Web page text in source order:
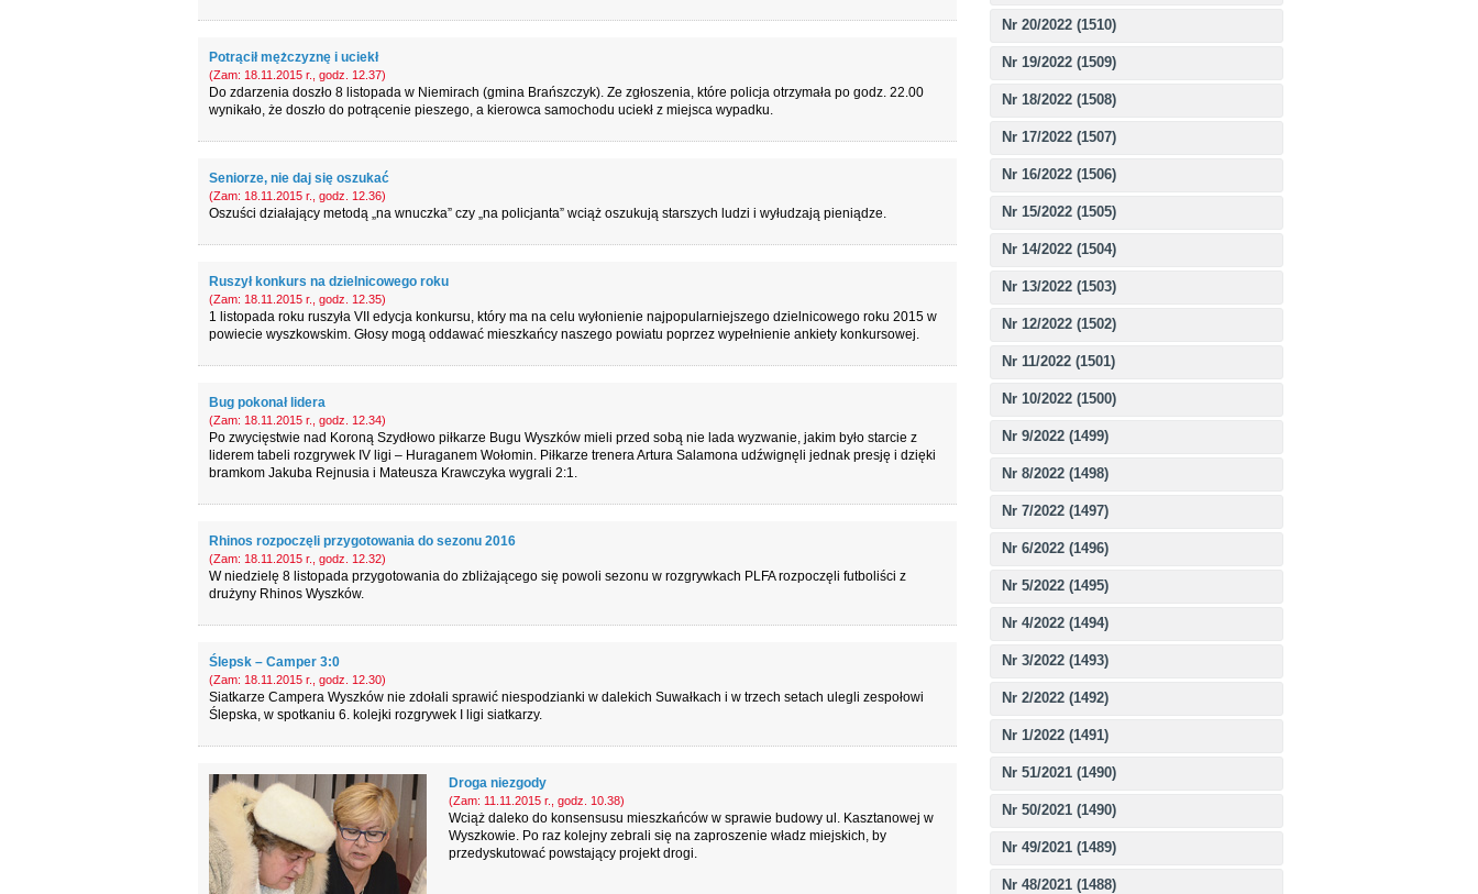
Nr 20/2022 (1510)
Nr 19/2022 (1509)
Nr 18/2022 (1508)
Nr 17/2022 (1507)
Nr 16/2022 (1506)
Nr 15/2022 (1505)
Nr 14/2022 (1504)
Nr 13/2022 (1503)
Nr 12/2022 (1502)
Nr 11/2022 (1501)
Nr 10/2022 (1500)
Nr 9/2022 (1499)
Nr 8/2022 (1498)
Nr 7/2022 (1497)
Nr 6/2022 (1496)
Nr 5/2022 (1495)
Nr 4/2022 (1494)
Nr 3/2022 (1493)
Nr 2/2022 (1492)
Nr 1/2022 (1491)
Nr 51/2021 (1490)
Nr 50/2021 (1490)
Nr 49/2021 (1489)
Nr 48/2021 (1488)
Potrącił mężczyznę i uciekł
(Zam: 18.11.2015 r., godz. 12.37)
Do zdarzenia doszło 8 listopada w Niemirach (gmina Brańszczyk). Ze zgłoszenia, które policja otrzymała po godz. 22.00
wynikało, że doszło do potrącenie pieszego, a kierowca samochodu uciekł z miejsca wypadku.
Seniorze, nie daj się oszukać
(Zam: 18.11.2015 r., godz. 12.36)
Oszuści działający metodą „na wnuczka” czy „na policjanta” wciąż oszukują starszych ludzi i wyłudzają pieniądze.
Ruszył konkurs na dzielnicowego roku
(Zam: 18.11.2015 r., godz. 12.35)
1 listopada roku ruszyła VII edycja konkursu, który ma na celu wyłonienie najpopularniejszego dzielnicowego roku 2015 w
powiecie wyszkowskim. Głosy mogą oddawać mieszkańcy naszego powiatu poprzez wypełnienie ankiety konkursowej.
Bug pokonał lidera
(Zam: 18.11.2015 r., godz. 12.34)
Po zwycięstwie nad Koroną Szydłowo piłkarze Bugu Wyszków mieli przed sobą nie lada wyzwanie, jakim było starcie z
liderem tabeli rozgrywek IV ligi – Huraganem Wołomin. Piłkarze trenera Artura Salamona udźwignęli jednak presję i dzięki
bramkom Jakuba Rejnusia i Mateusza Krawczyka wygrali 2:1.
Rhinos rozpoczęli przygotowania do sezonu 2016
(Zam: 18.11.2015 r., godz. 12.32)
W niedzielę 8 listopada przygotowania do zbliżającego się powoli sezonu w rozgrywkach PLFA rozpoczęli futboliści z
drużyny Rhinos Wyszków.
Ślepsk – Camper 3:0
(Zam: 18.11.2015 r., godz. 12.30)
Siatkarze Campera Wyszków nie zdołali sprawić niespodzianki w dalekich Suwałkach i w trzech setach ulegli zespołowi
Ślepska, w spotkaniu 6. kolejki rozgrywek I ligi siatkarzy.
Droga niezgody
(Zam: 11.11.2015 r., godz. 10.38)
Wciąż daleko do konsensusu mieszkańców w sprawie budowy ul. Kasztanowej w
Wyszkowie. Po raz kolejny zebrali się na zaproszenie władz miejskich, by
przedyskutować powstający projekt drogi.